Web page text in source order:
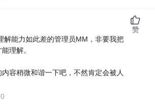
解能力如此差的管理员MM，非要我把
理解。
容稍微和谐一下吧，不然肯定会被人
赞